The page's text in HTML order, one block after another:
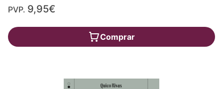
PVP. 9,95€
Comprar